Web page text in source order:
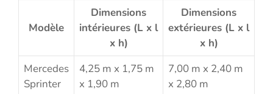
Modèle
Dimensions
intérieures (L x l
x h)
Dimensions
extérieures (L x l
x h)
Mercedes
Sprinter
4,25 m x 1,75 m
x 1,90 m
7,00 m x 2,40 m
x 2,80 m